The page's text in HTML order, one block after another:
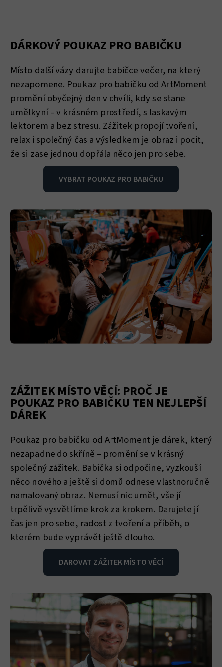
DÁRKOVÝ POUKAZ PRO BABIČKU
Místo další vázy darujte babičce večer, na který
nezapomene. Poukaz pro babičku od ArtMoment
promění obyčejný den v chvíli, kdy se stane
umělkyní – v krásném prostředí, s laskavým
lektorem a bez stresu. Zážitek propojí tvoření,
relax i společný čas a výsledkem je obraz i pocit,
že si zase jednou dopřála něco jen pro sebe.
VYBRAT POUKAZ PRO BABIČKU
ZÁŽITEK MÍSTO VĚCÍ: PROČ JE
POUKAZ PRO BABIČKU TEN NEJLEPŠÍ
DÁREK
Poukaz pro babičku od ArtMoment je dárek, který
nezapadne do skříně – promění se v krásný
společný zážitek. Babička si odpočine, vyzkouší
něco nového a ještě si domů odnese vlastnoručně
namalovaný obraz. Nemusí nic umět, vše jí
trpělivě vysvětlíme krok za krokem. Darujete jí
čas jen pro sebe, radost z tvoření a příběh, o
kterém bude vyprávět ještě dlouho.
DAROVAT ZÁŽITEK MÍSTO VĚCÍ